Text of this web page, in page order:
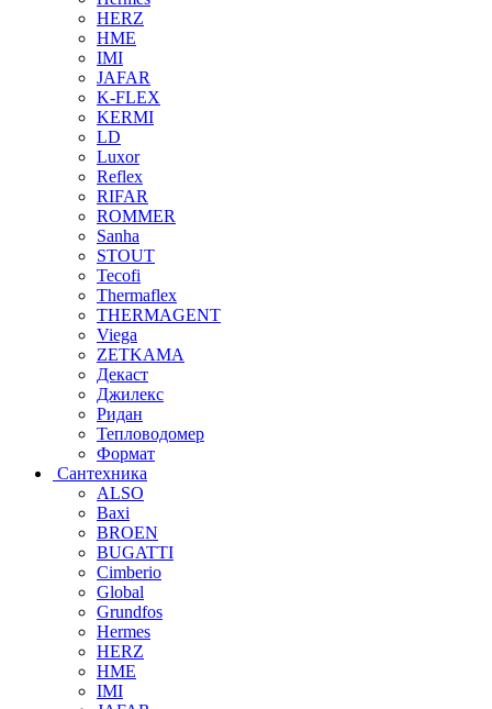
HERZ
HME
IMI
JAFAR
K-FLEX
KERMI
LD
Luxor
Reflex
RIFAR
ROMMER
Sanha
STOUT
Tecofi
Thermaflex
THERMAGENT
Viega
ZETKAMA
Декаст
Джилекс
Ридан
Тепловодомер
Формат
Сантехника
ALSO
Baxi
BROEN
BUGATTI
Cimberio
Global
Grundfos
Hermes
HERZ
HME
IMI